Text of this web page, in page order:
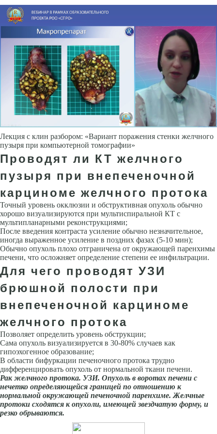
Лекция с клин разбором: «Вариант поражения стенки желчного
пузыря при компьютерной томографии»
Проводят ли КТ желчного
пузыря при внепеченочной
карциноме желчного протока
Точный уровень окклюзии и обструктивная опухоль обычно
хорошо визуализируются при мультиспиральной КТ с
мультипланарными реконструкциями;
После введения контраста усиление обычно незначительное,
иногда выраженное усиление в поздних фазах (5-10 мин);
Обычно опухоль плохо отграничена от окружающей паренхимы
печени, что осложняет определение степени ее инфильтрации.
Для чего проводят УЗИ
брюшной полости при
внепеченочной карциноме
желчного протока
Позволяет определить уровень обструкции;
Сама опухоль визуализируется в 30-80% случаев как
гипоэхогенное образование;
В области бифуркации печеночного протока трудно
дифференцировать опухоль от нормальной ткани печени.
Рак желчного протока. УЗИ. Опухоль в воротах печени с
нечетко определяющейся границей по отношению к
нормальной окружающей печеночной паренхиме. Желчные
протоки сходятся к опухоли, имеющей звездчатую форму, и
резко обрываются.